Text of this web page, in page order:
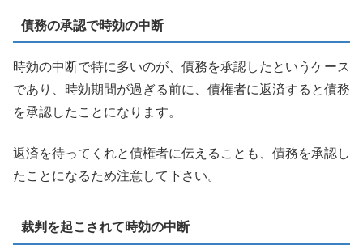
債務の承認で時効の中断
時効の中断で特に多いのが、債務を承認したというケース
であり、時効期間が過ぎる前に、債権者に返済すると債務
を承認したことになります。
返済を待ってくれと債権者に伝えることも、債務を承認し
たことになるため注意して下さい。
裁判を起こされて時効の中断